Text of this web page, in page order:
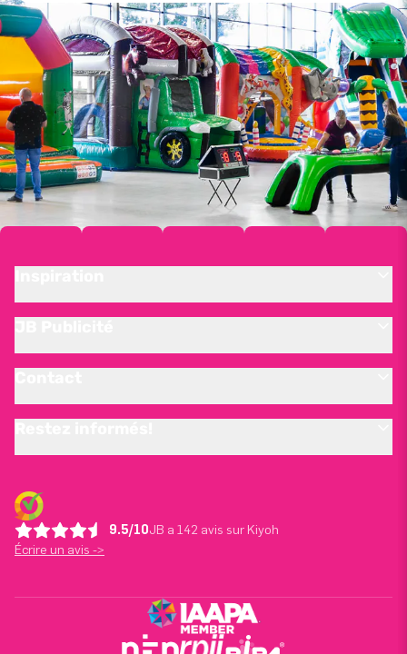
9.5/10JB a 142 avis sur Kiyoh
Écrire un avis ->